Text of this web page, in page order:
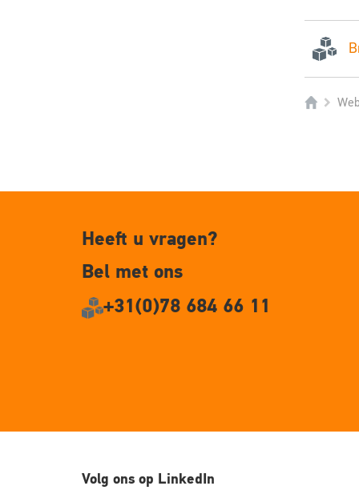
Heeft u vragen?
Bel met ons
+31(0)78 684 66 11
Volg ons op LinkedIn